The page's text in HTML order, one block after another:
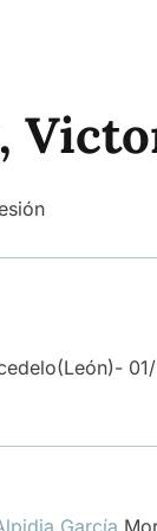
(León)- 01/
García